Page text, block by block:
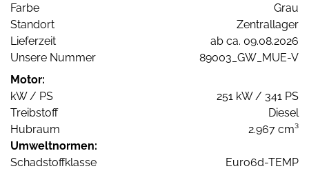
Farbe
Grau
Standort
Zentrallager
Lieferzeit
ab ca. 09.08.2026
Unsere Nummer
89003_GW_MUE-V
Motor:
kW / PS
251 kW / 341 PS
Treibstoff
Diesel
Hubraum
2.967 cm³
Umweltnormen:
Schadstoffklasse
Euro6d-TEMP